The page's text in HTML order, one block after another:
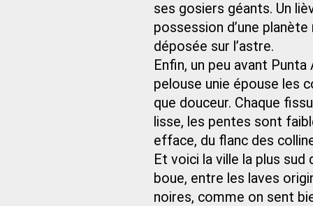
ses gosiers géants. Un
possession d’une
déposée sur l’astre.
Enfin, un peu avant
pelouse unie épouse les
que douceur. Chaque
lisse, les pentes sont
efface, du flanc des
Et voici la ville la plus sud
boue, entre les laves
noires, comme on sent